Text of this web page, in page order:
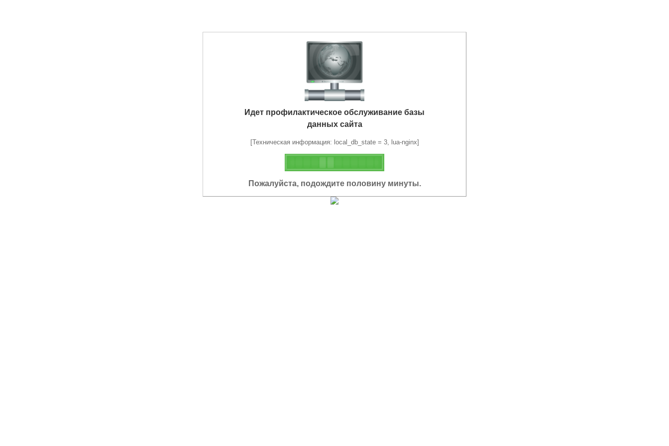
Идет профилактическое обслуживание базы
данных сайта
[Техническая информация: local_db_state = 3, lua-nginx]
Пожалуйста, подождите половину минуты.